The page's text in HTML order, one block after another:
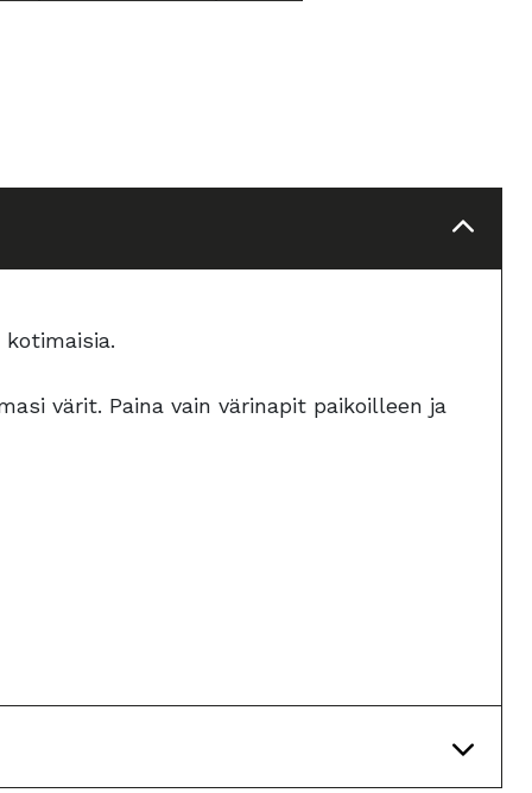
värit. Paina vain värinapit paikoilleen ja